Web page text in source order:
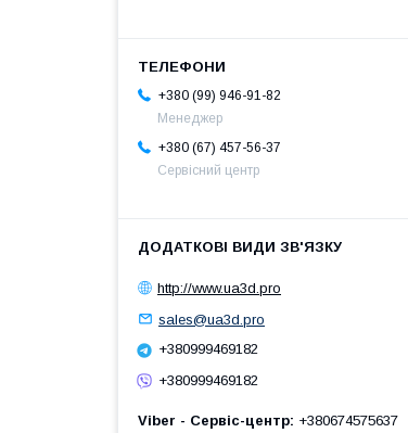
+380 (99) 946-91-82
Менеджер
+380 (67) 457-56-37
Сервісний центр
http://www.ua3d.pro
sales@ua3d.pro
+380999469182
+380999469182
Viber - Сервіс-центр +380674575637